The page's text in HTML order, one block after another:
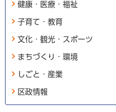
健康・医療・福祉
子育て・教育
文化・観光・スポーツ
まちづくり・環境
しごと・産業
区政情報